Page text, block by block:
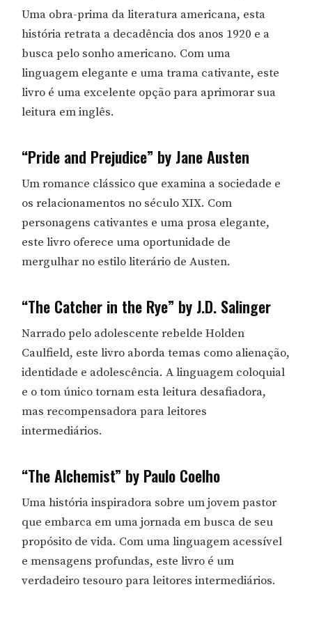
Uma obra-prima da literatura americana, esta
história retrata a decadência dos anos 1920 e a
busca pelo sonho americano. Com uma
linguagem elegante e uma trama cativante, este
livro é uma excelente opção para aprimorar sua
leitura em inglês.
“Pride and Prejudice” by Jane Austen
Um romance clássico que examina a sociedade e
os relacionamentos no século XIX. Com
personagens cativantes e uma prosa elegante,
este livro oferece uma oportunidade de
mergulhar no estilo literário de Austen.
“The Catcher in the Rye” by J.D. Salinger
Narrado pelo adolescente rebelde Holden
Caulfield, este livro aborda temas como alienação,
identidade e adolescência. A linguagem coloquial
e o tom único tornam esta leitura desafiadora,
mas recompensadora para leitores
intermediários.
“The Alchemist” by Paulo Coelho
Uma história inspiradora sobre um jovem pastor
que embarca em uma jornada em busca de seu
propósito de vida. Com uma linguagem acessível
e mensagens profundas, este livro é um
verdadeiro tesouro para leitores intermediários.